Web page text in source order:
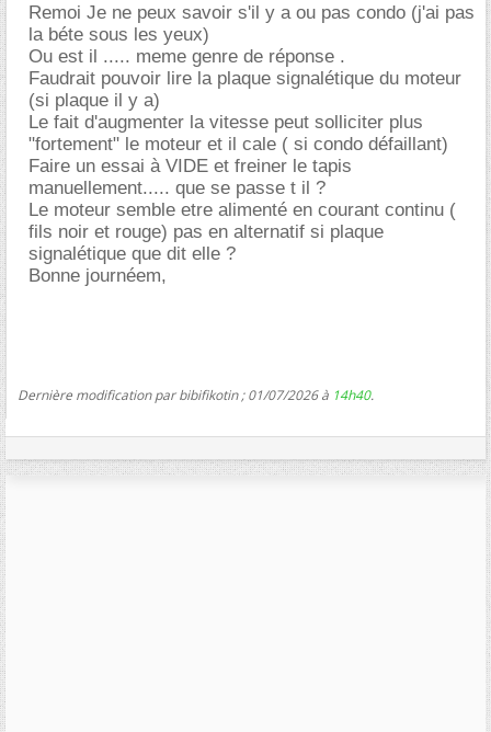
Remoi Je ne peux savoir s'il y a ou pas condo (j'ai pas
la béte sous les yeux)
Ou est il ..... meme genre de réponse .
Faudrait pouvoir lire la plaque signalétique du moteur
(si plaque il y a)
Le fait d'augmenter la vitesse peut solliciter plus
"fortement" le moteur et il cale ( si condo défaillant)
Faire un essai à VIDE et freiner le tapis
manuellement..... que se passe t il ?
Le moteur semble etre alimenté en courant continu (
fils noir et rouge) pas en alternatif si plaque
signalétique que dit elle ?
Bonne journéem,
Dernière modification par bibifikotin ; 01/07/2026 à 14h40.